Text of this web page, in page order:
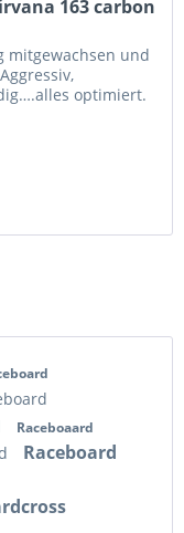
163 carbon
mitgewachsen und
optimiert.
Raceboaard
Raceboard